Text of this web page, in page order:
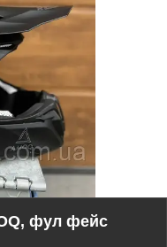
фул фейс